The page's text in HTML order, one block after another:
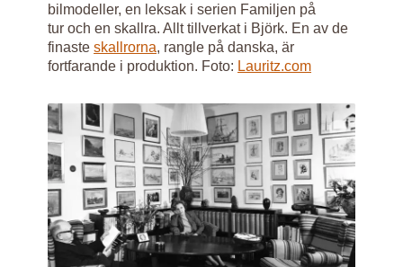
bilmodeller, en leksak i serien Familjen på
tur och en skallra. Allt tillverkat i Björk. En av de
finasteskallrorna, rangle på danska, är
fortfarande i produktion. Foto: Lauritz.com